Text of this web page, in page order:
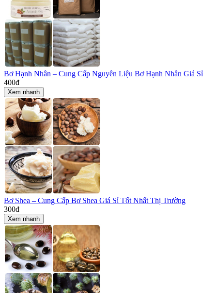
Bơ Hạnh Nhân – Cung Cấp Nguyên Liệu Bơ Hạnh Nhân Giá Sỉ
400đ
Xem nhanh
Bơ Shea – Cung Cấp Bơ Shea Giá Sỉ Tốt Nhất Thị Trường
300đ
Xem nhanh